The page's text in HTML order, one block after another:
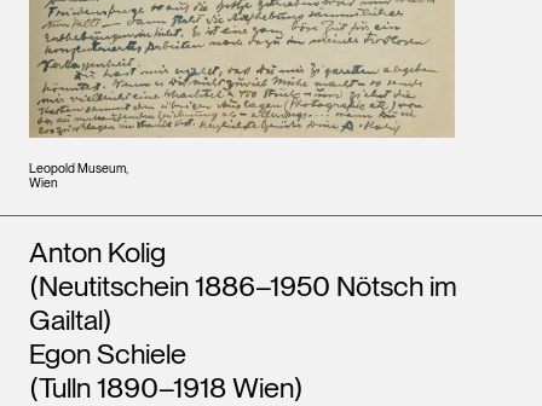
Leopold Museum,
Wien
Künstler*innen
Anton Kolig
(Neutitschein 1886–1950 Nötsch im
Gailtal)
Egon Schiele
(Tulln 1890–1918 Wien)